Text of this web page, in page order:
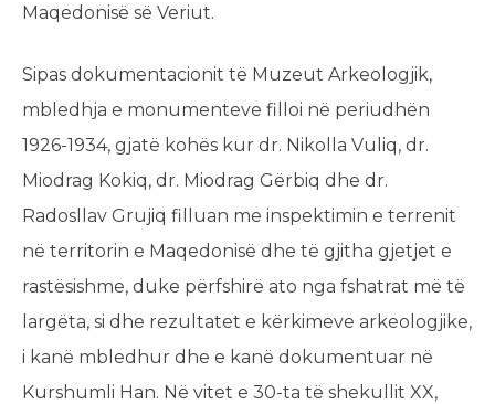
Maqedonisë së Veriut.
Sipas dokumentacionit të Muzeut Arkeologjik,
mbledhja e monumenteve filloi në periudhën
1926-1934, gjatë kohës kur dr. Nikolla Vuliq, dr.
Miodrag Kokiq, dr. Miodrag Gërbiq dhe dr.
Radosllav Grujiq filluan me inspektimin e terrenit
në territorin e Maqedonisë dhe të gjitha gjetjet e
rastësishme, duke përfshirë ato nga fshatrat më të
largëta, si dhe rezultatet e kërkimeve arkeologjike,
i kanë mbledhur dhe e kanë dokumentuar në
Kurshumli Han. Në vitet e 30-ta të shekullit XX,